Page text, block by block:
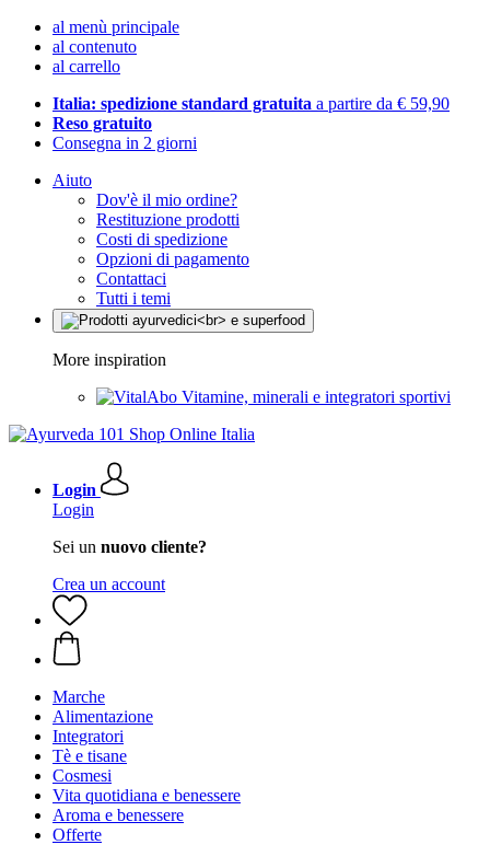
al menù principale
al contenuto
al carrello
Italia: spedizione standard gratuita a partire da € 59,90
Reso gratuito
Consegna in 2 giorni
Aiuto
Dov'è il mio ordine?
Restituzione prodotti
Costi di spedizione
Opzioni di pagamento
Contattaci
Tutti i temi
More inspiration
Vitamine, minerali e integratori sportivi
Login
Login
Sei un nuovo cliente?
Crea un account
Marche
Alimentazione
Integratori
Tè e tisane
Cosmesi
Vita quotidiana e benessere
Aroma e benessere
Offerte